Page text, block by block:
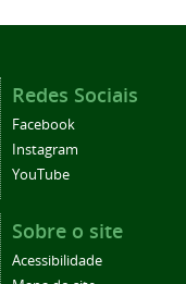
Redes Sociais
Facebook
Instagram
YouTube
Sobre o site
Acessibilidade